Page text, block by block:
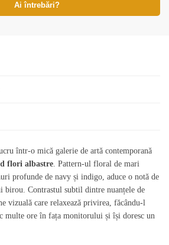
Ai întrebări?
într-o mică galerie de artă contemporană
flori albastre . Pattern-ul floral de mari
profunde de navy și indigo, aduce o notă de
birou. Contrastul subtil dintre nuanțele de
vizuală care relaxează privirea, făcându-l
multe ore în fața monitorului și își doresc un